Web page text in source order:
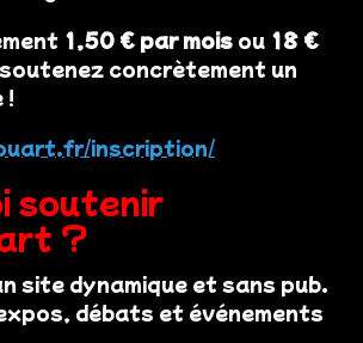
1,50 € par mois ou 18 €
concrètement un
!
inscription/
soutenir
?
site dynamique et sans pub.
débats et événements